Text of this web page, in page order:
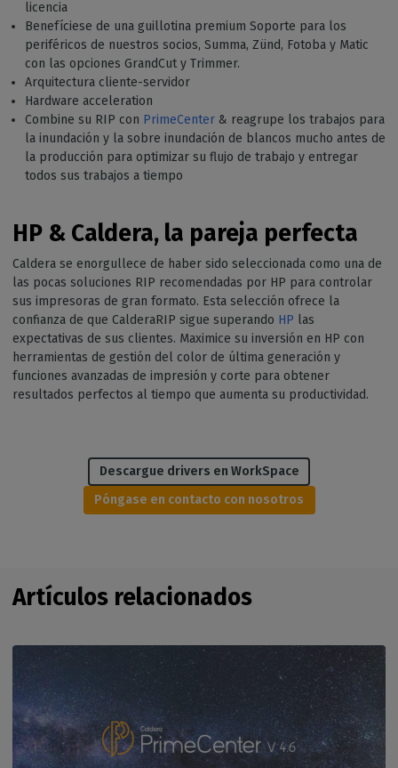
licencia
Benefíciese de una guillotina premium Soporte para los
periféricos de nuestros socios, Summa, Zünd, Fotoba y Matic
con las opciones GrandCut y Trimmer.
Arquitectura cliente-servidor
Hardware acceleration
Combine su RIP con PrimeCenter & reagrupe los trabajos para
la inundación y la sobre inundación de blancos mucho antes de
la producción para optimizar su flujo de trabajo y entregar
todos sus trabajos a tiempo
HP & Caldera, la pareja perfecta
Caldera se enorgullece de haber sido seleccionada como una de
las pocas soluciones RIP recomendadas por HP para controlar
sus impresoras de gran formato. Esta selección ofrece la
confianza de que CalderaRIP sigue superando HP las
expectativas de sus clientes. Maximice su inversión en HP con
herramientas de gestión del color de última generación y
funciones avanzadas de impresión y corte para obtener
resultados perfectos al tiempo que aumenta su productividad.
Descargue drivers en WorkSpace
Póngase en contacto con nosotros
Artículos relacionados